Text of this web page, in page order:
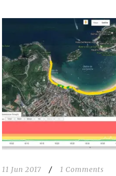
11 Jun 2017 / 1 Comments